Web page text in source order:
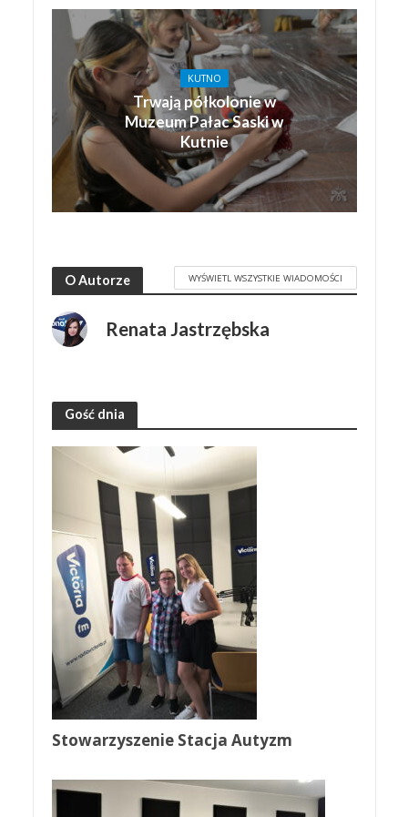
KUTNO
Trwają półkolonie w
Muzeum Pałac Saski w
Kutnie
O Autorze WYŚWIETL WSZYSTKIE WIADOMOŚCI
Renata Jastrzębska
Gość dnia
Stowarzyszenie Stacja Autyzm